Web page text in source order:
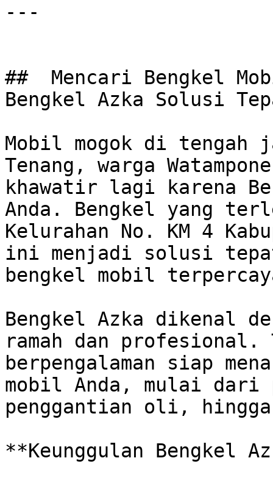
---
##  Mencari Bengkel
Bengkel Azka Solusi
Mobil mogok di tengah
Tenang, warga
khawatir lagi karena
Anda. Bengkel yang
Kelurahan No. KM 4
ini menjadi solusi
bengkel mobil
Bengkel Azka dikenal
ramah dan profesional.
berpengalaman siap
mobil Anda, mulai dari
penggantian oli,
**Keunggulan Bengkel